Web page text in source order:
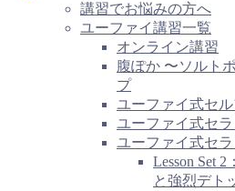
講習でお悩みの方へ
ユーファイ講習一覧
オンライン講習
腹ぽか 〜ソルト
プ
ユーファイ式セ
ユーファイ式セ
ユーファイ式セ
Lesson Set
と強烈デト